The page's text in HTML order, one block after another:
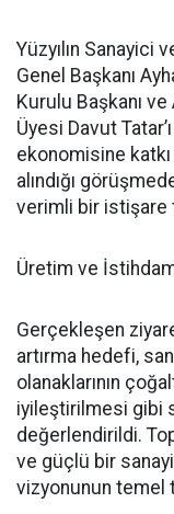
Yüzyılın Sanayici
Genel Başkanı
Kurulu Başkanı
Üyesi Davut
ekonomisine
alındığı
verimli bir istişare
Üretim ve
Gerçekleşen
artırma hedefi,
olanaklarının
iyileştirilmesi gibi
değerlendirildi.
ve güçlü bir sanayi
vizyonunun temel